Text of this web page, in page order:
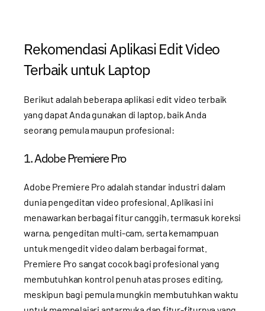
Rekomendasi Aplikasi Edit Video
Terbaik untuk Laptop
Berikut adalah beberapa aplikasi edit video terbaik
yang dapat Anda gunakan di laptop, baik Anda
seorang pemula maupun profesional:
1. Adobe Premiere Pro
Adobe Premiere Pro adalah standar industri dalam
dunia pengeditan video profesional. Aplikasi ini
menawarkan berbagai fitur canggih, termasuk koreksi
warna, pengeditan multi-cam, serta kemampuan
untuk mengedit video dalam berbagai format.
Premiere Pro sangat cocok bagi profesional yang
membutuhkan kontrol penuh atas proses editing,
meskipun bagi pemula mungkin membutuhkan waktu